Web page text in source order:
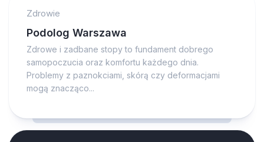
Zdrowie
Podolog Warszawa
Zdrowe i zadbane stopy to fundament dobrego
samopoczucia oraz komfortu każdego dnia.
Problemy z paznokciami, skórą czy deformacjami
mogą znacząco...